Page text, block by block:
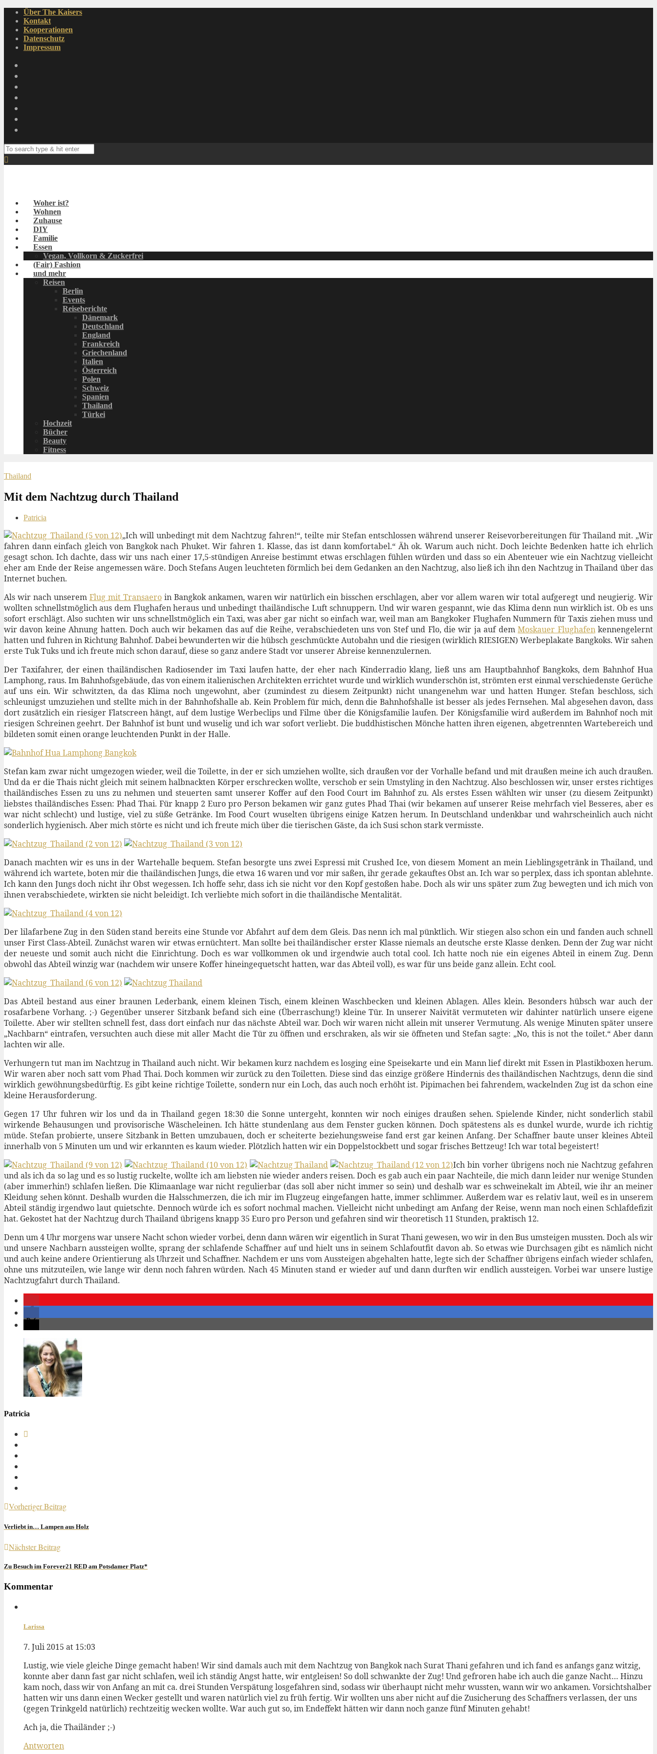
Über The Kaisers
Kontakt
Kooperationen
Datenschutz
Impressum
Woher ist?
Wohnen
Zuhause
DIY
Familie
Essen
Vegan, Vollkorn & Zuckerfrei
(Fair) Fashion
und mehr
Reisen
Berlin
Events
Reiseberichte
Dänemark
Deutschland
England
Frankreich
Griechenland
Italien
Österreich
Polen
Schweiz
Spanien
Thailand
Türkei
Hochzeit
Bücher
Beauty
Fitness
Thailand
Mit dem Nachtzug durch Thailand
Patricia
„Ich will unbedingt mit dem Nachtzug fahren!“, teilte mir Stefan entschlossen während unserer Reisevorbereitungen für Thailand mit. „Wir
fahren dann einfach gleich von Bangkok nach Phuket. Wir fahren 1. Klasse, das ist dann komfortabel.“ Äh ok. Warum auch nicht. Doch leichte Bedenken hatte ich ehrlich
gesagt schon. Ich dachte, dass wir uns nach einer 17,5-stündigen Anreise bestimmt etwas erschlagen fühlen würden und dass so ein Abenteuer wie ein Nachtzug vielleicht
eher am Ende der Reise angemessen wäre. Doch Stefans Augen leuchteten förmlich bei dem Gedanken an den Nachtzug, also ließ ich ihn den Nachtzug in Thailand über das
Internet buchen.
Als wir nach unserem Flug mit Transaeroin Bangkok ankamen, waren wir natürlich ein bisschen erschlagen, aber vor allem waren wir total aufgeregt und neugierig. Wir
wollten schnellstmöglich aus dem Flughafen heraus und unbedingt thailändische Luft schnuppern. Und wir waren gespannt, wie das Klima denn nun wirklich ist. Ob es uns
sofort erschlägt. Also suchten wir uns schnellstmöglich ein Taxi, was aber gar nicht so einfach war, weil man am Bangkoker Flughafen Nummern für Taxis ziehen muss und
wir davon keine Ahnung hatten. Doch auch wir bekamen das auf die Reihe, verabschiedeten uns von Stef und Flo, die wir ja auf demMoskauer Flughafenkennengelernt
hatten und fuhren in Richtung Bahnhof. Dabei bewunderten wir die hübsch geschmückte Autobahn und die riesigen (wirklich RIESIGEN) Werbeplakate Bangkoks. Wir sahen
erste Tuk Tuks und ich freute mich schon darauf, diese so ganz andere Stadt vor unserer Abreise kennenzulernen.
Der Taxifahrer, der einen thailändischen Radiosender im Taxi laufen hatte, der eher nach Kinderradio klang, ließ uns am Hauptbahnhof Bangkoks, dem Bahnhof Hua
Lamphong, raus. Im Bahnhofsgebäude, das von einem italienischen Architekten errichtet wurde und wirklich wunderschön ist, strömten erst einmal verschiedenste Gerüche
auf uns ein. Wir schwitzten, da das Klima noch ungewohnt, aber (zumindest zu diesem Zeitpunkt) nicht unangenehm war und hatten Hunger. Stefan beschloss, sich
schleunigst umzuziehen und stellte mich in der Bahnhofshalle ab. Kein Problem für mich, denn die Bahnhofshalle ist besser als jedes Fernsehen. Mal abgesehen davon, dass
dort zusätzlich ein riesiger Flatscreen hängt, auf dem lustige Werbeclips und Filme über die Königsfamilie laufen. Der Königsfamilie wird außerdem im Bahnhof noch mit
riesigen Schreinen geehrt. Der Bahnhof ist bunt und wuselig und ich war sofort verliebt. Die buddhistischen Mönche hatten ihren eigenen, abgetrennten Wartebereich und
bildeten somit einen orange leuchtenden Punkt in der Halle.
Stefan kam zwar nicht umgezogen wieder, weil die Toilette, in der er sich umziehen wollte, sich draußen vor der Vorhalle befand und mit draußen meine ich auch draußen.
Und da er die Thais nicht gleich mit seinem halbnackten Körper erschrecken wollte, verschob er sein Umstyling in den Nachtzug. Also beschlossen wir, unser erstes richtiges
thailändisches Essen zu uns zu nehmen und steuerten samt unserer Koffer auf den Food Court im Bahnhof zu. Als erstes Essen wählten wir unser (zu diesem Zeitpunkt)
liebstes thailändisches Essen: Phad Thai. Für knapp 2 Euro pro Person bekamen wir ganz gutes Phad Thai (wir bekamen auf unserer Reise mehrfach viel Besseres, aber es
war nicht schlecht) und lustige, viel zu süße Getränke. Im Food Court wuselten übrigens einige Katzen herum. In Deutschland undenkbar und wahrscheinlich auch nicht
sonderlich hygienisch. Aber mich störte es nicht und ich freute mich über die tierischen Gäste, da ich Susi schon stark vermisste.
Danach machten wir es uns in der Wartehalle bequem. Stefan besorgte uns zwei Espressi mit Crushed Ice, von diesem Moment an mein Lieblingsgetränk in Thailand, und
während ich wartete, boten mir die thailändischen Jungs, die etwa 16 waren und vor mir saßen, ihr gerade gekauftes Obst an. Ich war so perplex, dass ich spontan ablehnte.
Ich kann den Jungs doch nicht ihr Obst wegessen. Ich hoffe sehr, dass ich sie nicht vor den Kopf gestoßen habe. Doch als wir uns später zum Zug bewegten und ich mich von
ihnen verabschiedete, wirkten sie nicht beleidigt. Ich verliebte mich sofort in die thailändische Mentalität.
Der lilafarbene Zug in den Süden stand bereits eine Stunde vor Abfahrt auf dem dem Gleis. Das nenn ich mal pünktlich. Wir stiegen also schon ein und fanden auch schnell
unser First Class-Abteil. Zunächst waren wir etwas ernüchtert. Man sollte bei thailändischer erster Klasse niemals an deutsche erste Klasse denken. Denn der Zug war nicht
der neueste und somit auch nicht die Einrichtung. Doch es war vollkommen ok und irgendwie auch total cool. Ich hatte noch nie ein eigenes Abteil in einem Zug. Denn
obwohl das Abteil winzig war (nachdem wir unsere Koffer hineingequetscht hatten, war das Abteil voll), es war für uns beide ganz allein. Echt cool.
Das Abteil bestand aus einer braunen Lederbank, einem kleinen Tisch, einem kleinen Waschbecken und kleinen Ablagen. Alles klein. Besonders hübsch war auch der
rosafarbene Vorhang. ;-) Gegenüber unserer Sitzbank befand sich eine (Überraschung!) kleine Tür. In unserer Naivität vermuteten wir dahinter natürlich unsere eigene
Toilette. Aber wir stellten schnell fest, dass dort einfach nur das nächste Abteil war. Doch wir waren nicht allein mit unserer Vermutung. Als wenige Minuten später unsere
„Nachbarn“ eintrafen, versuchten auch diese mit aller Macht die Tür zu öffnen und erschraken, als wir sie öffneten und Stefan sagte: „No, this is not the toilet.“ Aber dann
lachten wir alle.
Verhungern tut man im Nachtzug in Thailand auch nicht. Wir bekamen kurz nachdem es losging eine Speisekarte und ein Mann lief direkt mit Essen in Plastikboxen herum.
Wir waren aber noch satt vom Phad Thai. Doch kommen wir zurück zu den Toiletten. Diese sind das einzige größere Hindernis des thailändischen Nachtzugs, denn die sind
wirklich gewöhnungsbedürftig. Es gibt keine richtige Toilette, sondern nur ein Loch, das auch noch erhöht ist. Pipimachen bei fahrendem, wackelnden Zug ist da schon eine
kleine Herausforderung.
Gegen 17 Uhr fuhren wir los und da in Thailand gegen 18:30 die Sonne untergeht, konnten wir noch einiges draußen sehen. Spielende Kinder, nicht sonderlich stabil
wirkende Behausungen und provisorische Wäscheleinen. Ich hätte stundenlang aus dem Fenster gucken können. Doch spätestens als es dunkel wurde, wurde ich richtig
müde. Stefan probierte, unsere Sitzbank in Betten umzubauen, doch er scheiterte beziehungsweise fand erst gar keinen Anfang. Der Schaffner baute unser kleines Abteil
innerhalb von 5 Minuten um und wir erkannten es kaum wieder. Plötzlich hatten wir ein Doppelstockbett und sogar frisches Bettzeug! Ich war total begeistert!
Ich bin vorher übrigens noch nie Nachtzug gefahren
und als ich da so lag und es so lustig ruckelte, wollte ich am liebsten nie wieder anders reisen. Doch es gab auch ein paar Nachteile, die mich dann leider nur wenige Stunden
(aber immerhin!) schlafen ließen. Die Klimaanlage war nicht regulierbar (das soll aber nicht immer so sein) und deshalb war es schweinekalt im Abteil, wie ihr an meiner
Kleidung sehen könnt. Deshalb wurden die Halsschmerzen, die ich mir im Flugzeug eingefangen hatte, immer schlimmer. Außerdem war es relativ laut, weil es in unserem
Abteil ständig irgendwo laut quietschte. Dennoch würde ich es sofort nochmal machen. Vielleicht nicht unbedingt am Anfang der Reise, wenn man noch einen Schlafdefizit
hat. Gekostet hat der Nachtzug durch Thailand übrigens knapp 35 Euro pro Person und gefahren sind wir theoretisch 11 Stunden, praktisch 12.
Denn um 4 Uhr morgens war unsere Nacht schon wieder vorbei, denn dann wären wir eigentlich in Surat Thani gewesen, wo wir in den Bus umsteigen mussten. Doch als wir
und unsere Nachbarn aussteigen wollte, sprang der schlafende Schaffner auf und hielt uns in seinem Schlafoutfit davon ab. So etwas wie Durchsagen gibt es nämlich nicht
und auch keine andere Orientierung als Uhrzeit und Schaffner. Nachdem er uns vom Aussteigen abgehalten hatte, legte sich der Schaffner übrigens einfach wieder schlafen,
ohne uns mitzuteilen, wie lange wir denn noch fahren würden. Nach 45 Minuten stand er wieder auf und dann durften wir endlich aussteigen. Vorbei war unsere lustige
Nachtzugfahrt durch Thailand.
Patricia
Vorheriger Beitrag
Verliebt in… Lampen aus Holz
Nächster Beitrag
Zu Besuch im Forever21 RED am Potsdamer Platz*
Kommentar
Larissa
7. Juli 2015 at 15:03
Lustig, wie viele gleiche Dinge gemacht haben! Wir sind damals auch mit dem Nachtzug von Bangkok nach Surat Thani gefahren und ich fand es anfangs ganz witzig,
konnte aber dann fast gar nicht schlafen, weil ich ständig Angst hatte, wir entgleisen! So doll schwankte der Zug! Und gefroren habe ich auch die ganze Nacht… Hinzu
kam noch, dass wir von Anfang an mit ca. drei Stunden Verspätung losgefahren sind, sodass wir überhaupt nicht mehr wussten, wann wir wo ankamen. Vorsichtshalber
hatten wir uns dann einen Wecker gestellt und waren natürlich viel zu früh fertig. Wir wollten uns aber nicht auf die Zusicherung des Schaffners verlassen, der uns
(gegen Trinkgeld natürlich) rechtzeitig wecken wollte. War auch gut so, im Endeffekt hätten wir dann noch ganze fünf Minuten gehabt!
Ach ja, die Thailänder ;-)
Antworten